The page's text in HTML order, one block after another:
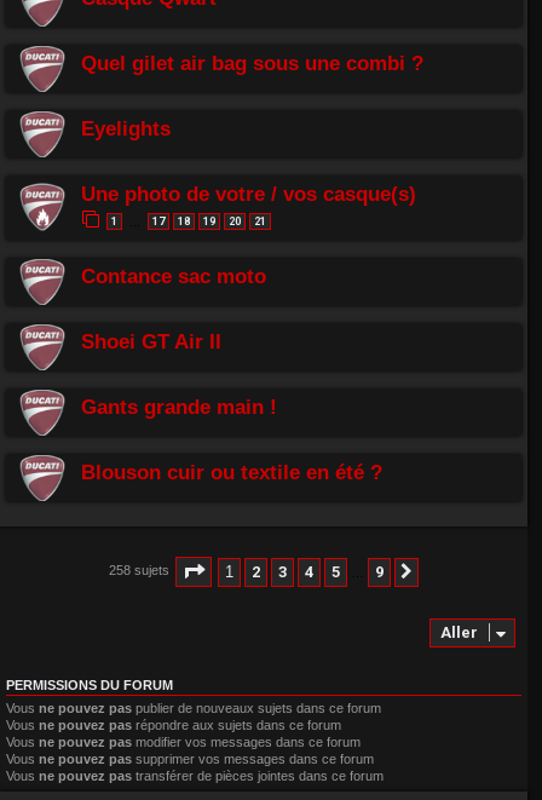
Quel gilet air bag sous une combi ?
Eyelights
Une photo de votre / vos casque(s)
1 17 18 19 20 21
Contance sac moto
Shoei GT Air II
Gants grande main !
Blouson cuir ou textile en été ?
258 sujets Page 1sur
1 2 3 4 5 9
Aller
PERMISSIONS DU FORUM
Vous ne pouvez pas publier de nouveaux sujets dans ce forum
Vous ne pouvez pas répondre aux sujets dans ce forum
Vous ne pouvez pas modifier vos messages dans ce forum
Vous ne pouvez pas supprimer vos messages dans ce forum
Vous ne pouvez pas transférer de pièces jointes dans ce forum